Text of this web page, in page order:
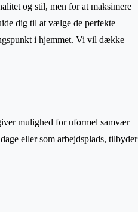
og stil, men for at maksimere
dig til at vælge de perfekte
i hjemmet. Vi vil dække
mulighed for uformel samvær
eller som arbejdsplads, tilbyder